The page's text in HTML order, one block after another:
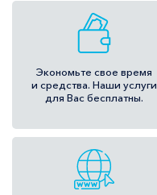
Экономьте свое время
и средства. Наши услуги
для Вас бесплатны.